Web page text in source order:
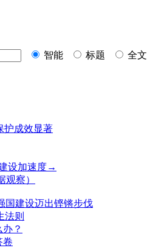
智能
标题 全文
护成效显著
设加速度→
察）
国建设迈出铿锵步伐
法则
？
卷